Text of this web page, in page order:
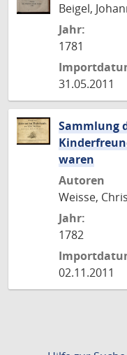
Beigel,
Jahr:
1781
31.05.2011
Sammlung
waren
Autoren
Weisse,
Jahr:
1782
02.11.2011